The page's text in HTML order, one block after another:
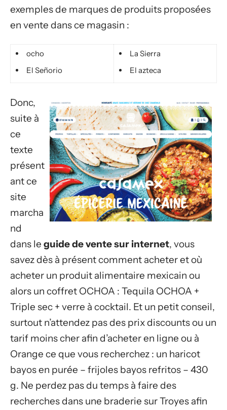
exemples de marques de produits proposées
en vente dans ce magasin :
ocho
El Señorio
La Sierra
El azteca
Donc,
suite à
ce
texte
présent
ant ce
site
marcha
nd
dans le guide de vente sur internet, vous
savez dès à présent comment acheter et où
acheter un produit alimentaire mexicain ou
alors un coffret OCHOA : Tequila OCHOA +
Triple sec + verre à cocktail. Et un petit conseil,
surtout n’attendez pas des prix discounts ou un
tarif moins cher afin d’acheter en ligne ou à
Orange ce que vous recherchez : un haricot
bayos en purée – frijoles bayos refritos – 430
g. Ne perdez pas du temps à faire des
recherches dans une braderie sur Troyes afin